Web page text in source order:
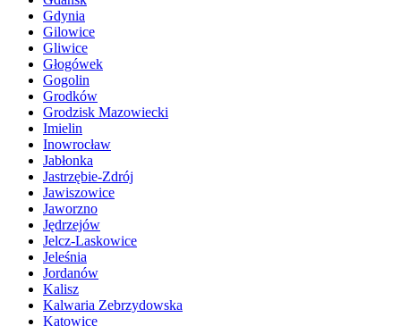
Gdynia
Gilowice
Gliwice
Głogówek
Gogolin
Grodków
Grodzisk Mazowiecki
Imielin
Inowrocław
Jabłonka
Jastrzębie-Zdrój
Jawiszowice
Jaworzno
Jędrzejów
Jelcz-Laskowice
Jeleśnia
Jordanów
Kalisz
Kalwaria Zebrzydowska
Katowice